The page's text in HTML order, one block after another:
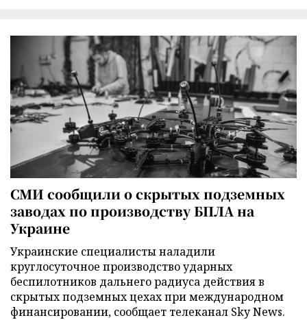
СМИ сообщили о скрытых подземных
заводах по производству БПЛА на
Украине
Украинские специалисты наладили
круглосуточное производство ударных
беспилотников дальнего радиуса действия в
скрытых подземных цехах при международном
финансировании, сообщает телеканал Sky News.